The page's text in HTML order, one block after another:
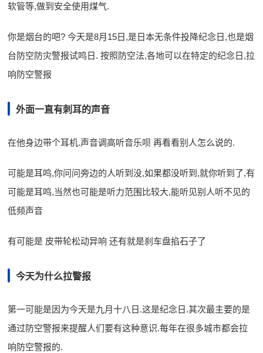
软管等,做到安全使用煤气.
你是烟台的吧? 今天是8月15日,是日本无条件投降纪念日,也是烟
台防空防灾警报试鸣日. 按照防空法,各地可以在特定的纪念日,拉
响防空警报
外面一直有刺耳的声音
在他身边带个耳机.声音调高听音乐呗 再看看别人怎么说的.
可能是耳鸣,你问问旁边的人听到没,如果都没听到,就你听到了,有
可能是耳鸣,当然也可能是听力范围比较大,能听见别人听不见的
低频声音
有可能是 皮带轮松动异响 还有就是刹车盘掐石子了
今天为什么拉警报
第一可能是因为今天是九月十八日.这是纪念日.其次最主要的是
通过防空警报来提醒人们要有这种意识.每年在很多城市都会拉
响防空警报的.